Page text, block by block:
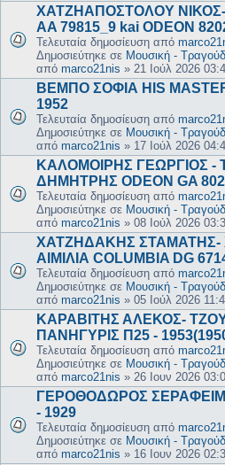
ΧΑΤΖΗΑΠΟΣΤΟΛΟΥ ΝΙΚΟΣ-
AA 79815_9 kai ODEON
Τελευταία δημοσίευση από
Δημοσιεύτηκε σε Μουσική -
από marco21nis » 21 Ιούλ 2026
ΒΕΜΠΟ ΣΟΦΙΑ HIS
1952
Τελευταία δημοσίευση από
Δημοσιεύτηκε σε Μουσική -
από marco21nis » 17 Ιούλ 2026
ΚΑΛΟΜΟΙΡΗΣ ΓΕΩΡΓΙΟΣ
ΔΗΜΗΤΡΗΣ ODEON GA
Τελευταία δημοσίευση από
Δημοσιεύτηκε σε Μουσική -
από marco21nis » 08 Ιούλ 2026
ΧΑΤΖΗΔΑΚΗΣ
ΑΙΜΙΛΙΑ COLUMBIA DG
Τελευταία δημοσίευση από
Δημοσιεύτηκε σε Μουσική -
από marco21nis » 05 Ιούλ 2026
ΚΑΡΑΒΙΤΗΣ ΑΛΕΚΟΣ-
ΠΑΝΗΓΥΡΙΣ Π25 -
Τελευταία δημοσίευση από
Δημοσιεύτηκε σε Μουσική -
από marco21nis » 26 Ιουν 2026
ΓΕΡΟΘΟΔΩΡΟΣ ΣΕΡΑΦΕΙΜ
- 1929
Τελευταία δημοσίευση από
Δημοσιεύτηκε σε Μουσική -
από marco21nis » 16 Ιουν 2026